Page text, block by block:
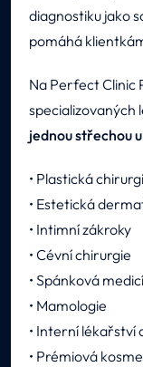
diagnostiku jako
pomáhá
Na Perfect Clinic
specializovaných
jednou střechou
• Plastická
• Estetická
• Intimní zákroky
• Cévní chirurgie
• Spánková
• Mamologie
• Interní lékařství
• Prémiová